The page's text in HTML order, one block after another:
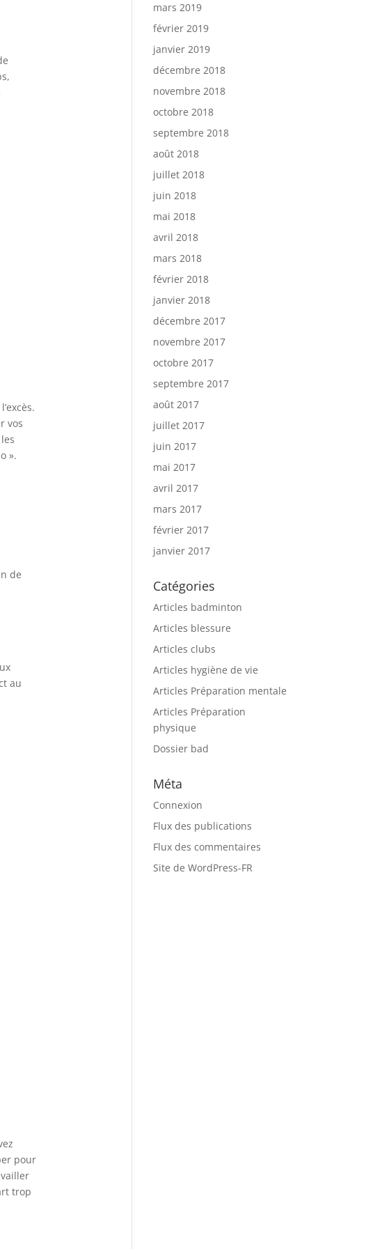
vos
».
de
au
pour
trop
mars 2019
février 2019
janvier 2019
décembre 2018
novembre 2018
octobre 2018
septembre 2018
août 2018
juillet 2018
juin 2018
mai 2018
avril 2018
mars 2018
février 2018
janvier 2018
décembre 2017
novembre 2017
octobre 2017
septembre 2017
août 2017
juillet 2017
juin 2017
mai 2017
avril 2017
mars 2017
février 2017
janvier 2017
Catégories
Articles badminton
Articles blessure
Articles clubs
Articles hygiène de vie
Articles Préparation mentale
Articles Préparation
physique
Dossier bad
Méta
Connexion
Flux des publications
Flux des commentaires
Site de WordPress-FR